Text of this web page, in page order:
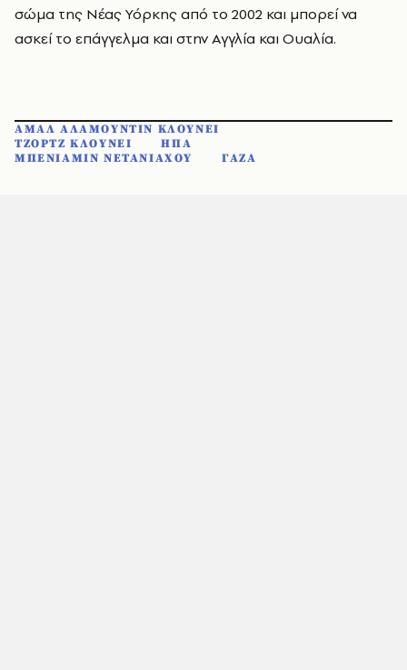
σώμα της Νέας Υόρκης από το 2002 και μπορεί να
ασκεί το επάγγελμα και στην Αγγλία και Ουαλία.
ΑΜΑΛ ΑΛΑΜΟΥΝΤΙΝ ΚΛΟΥΝΕΙ
ΤΖΟΡΤΖ ΚΛΟΥΝΕΙ
ΗΠΑ
ΜΠΕΝΙΑΜΙΝ ΝΕΤΑΝΙΑΧΟΥ
ΓΑΖΑ